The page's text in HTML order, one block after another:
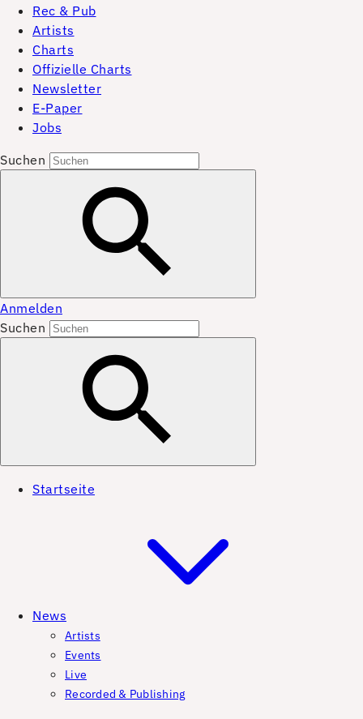
Rec & Pub
Artists
Charts
Offizielle Charts
Newsletter
E-Paper
Jobs
Suchen
Anmelden
Suchen
Startseite
News
Artists
Events
Live
Recorded & Publishing